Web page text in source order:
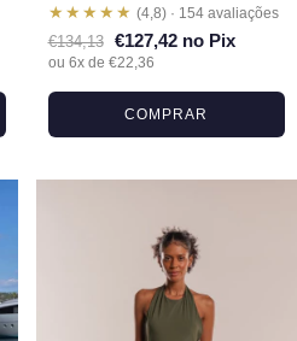
★★★★★ (4,8) · 154 avaliações
€134,13 €127,42 no Pix
ou 6x de €22,36
COMPRAR